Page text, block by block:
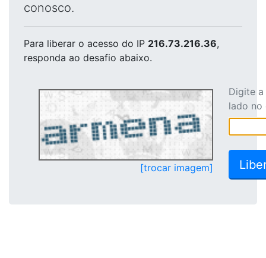
conosco.
Para liberar o acesso do IP 216.73.216.36,
responda ao desafio abaixo.
[trocar imagem]
Digite
lado no